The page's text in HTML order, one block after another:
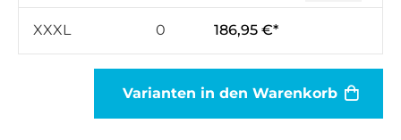
XXXL 0 186,95 €*
Varianten in den Warenkorb